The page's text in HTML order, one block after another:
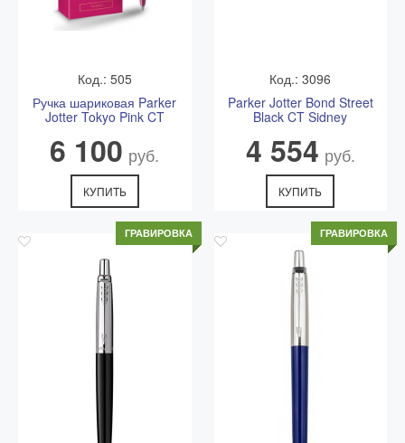
Код.: 505
Ручка шариковая Parker
Jotter Tokyo Pink CT
6 100 руб.
КУПИТЬ
Код.: 3096
Parker Jotter Bond Street
Black CT Sidney
4 554 руб.
КУПИТЬ
ГРАВИРОВКА ГРАВИРОВКА